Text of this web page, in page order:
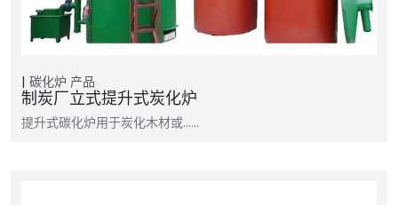
碳化炉 产品
制炭厂立式提升式炭化炉
提升式碳化炉用于炭化木材或……